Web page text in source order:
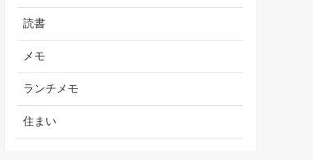
読書
メモ
ランチメモ
住まい